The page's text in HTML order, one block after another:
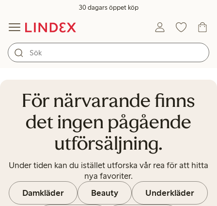
30 dagars öppet köp
För närvarande finns det
För närvarande finns
det ingen pågående
utförsäljning.
Under tiden kan du istället utforska vår rea för att hitta
nya favoriter.
Damkläder
Beauty Underkläder